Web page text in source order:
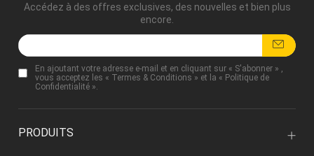
Accédez à des offres exclusives, des nouvelles et bien plus
encore.
En ajoutant votre adresse e-mail et en cliquant sur « S'abonner » ,
vous acceptez les « Termes & Conditions » et la « Politique de
Confidentialité ».
PRODUITS